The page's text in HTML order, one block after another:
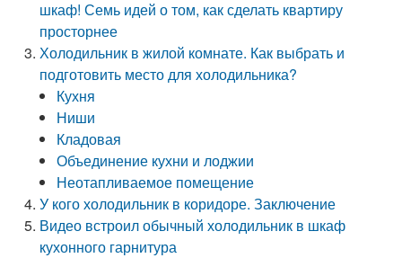
шкаф! Семь идей о том, как сделать квартиру
просторнее
Холодильник в жилой комнате. Как выбрать и
подготовить место для холодильника?
Кухня
Ниши
Кладовая
Объединение кухни и лоджии
Неотапливаемое помещение
У кого холодильник в коридоре. Заключение
Видео встроил обычный холодильник в шкаф
кухонного гарнитура